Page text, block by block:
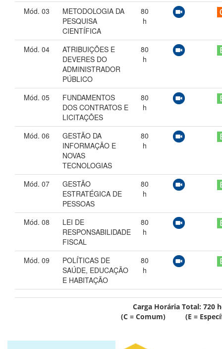
Mód. 03
METODOLOGIA DA
PESQUISA
CIENTÍFICA
80
h
Mód. 04
ATRIBUIÇÕES E
DEVERES DO
ADMINISTRADOR
PÚBLICO
80
h
Mód. 05
FUNDAMENTOS
DOS CONTRATOS E
LICITAÇÕES
80
h
Mód. 06
GESTÃO DA
INFORMAÇÃO E
NOVAS
TECNOLOGIAS
80
h
Mód. 07
GESTÃO
ESTRATÉGICA DE
PESSOAS
80
h
Mód. 08
LEI DE
RESPONSABILIDADE
FISCAL
80
h
Mód. 09
POLÍTICAS DE
SAÚDE, EDUCAÇÃO
E HABITAÇÃO
80
h
Carga Horária Total: 720
(C = Comum) (E =